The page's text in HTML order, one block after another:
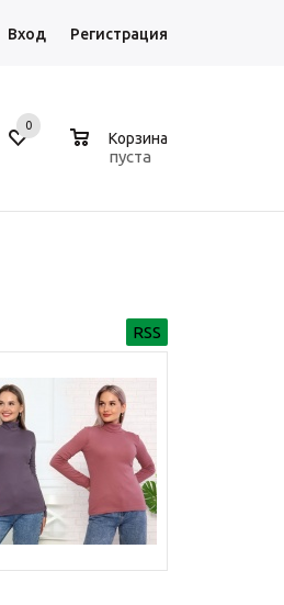
Вход Регистрация
0
Корзина
пуста
RSS